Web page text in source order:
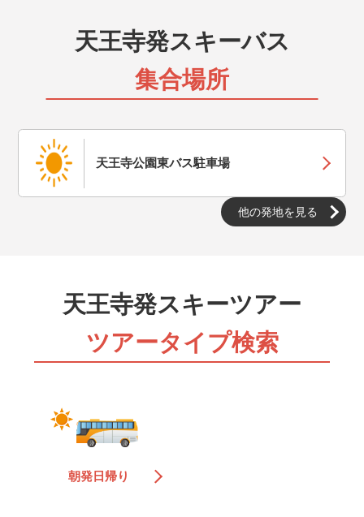
夜発バス（宿泊）
夜出発するバスに乗って、早朝スキー場に到着し、宿泊
するツアーです。朝からガッツリ滑れます。当日19：
00まで申込可能です。
JR（日帰り）
東京・上野駅から出発するJR・新幹線に乗ってスキー
場に行く日帰りスキー＆スノボ旅行です。出発時間も選
ぶことが出来ます。
マイカー（日帰り）
交通手段はお客様おまかせ！オリオンツアー独自仕入れ
のリフト券＆スキー場のお得なチケットがセットになっ
マイカー（宿泊）
交通手段はお客様おまかせ！オリオンツアー独自仕入れ
のリフト券＆スキー場のお得なチケットがセットになっ
天王寺発スキーバス
集合場所
天王寺公園東バス駐車場
他の発地を見る
天王寺発スキーツアー
ツアータイプ検索
朝発日帰り